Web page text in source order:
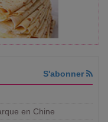
S'abonner
en Chine